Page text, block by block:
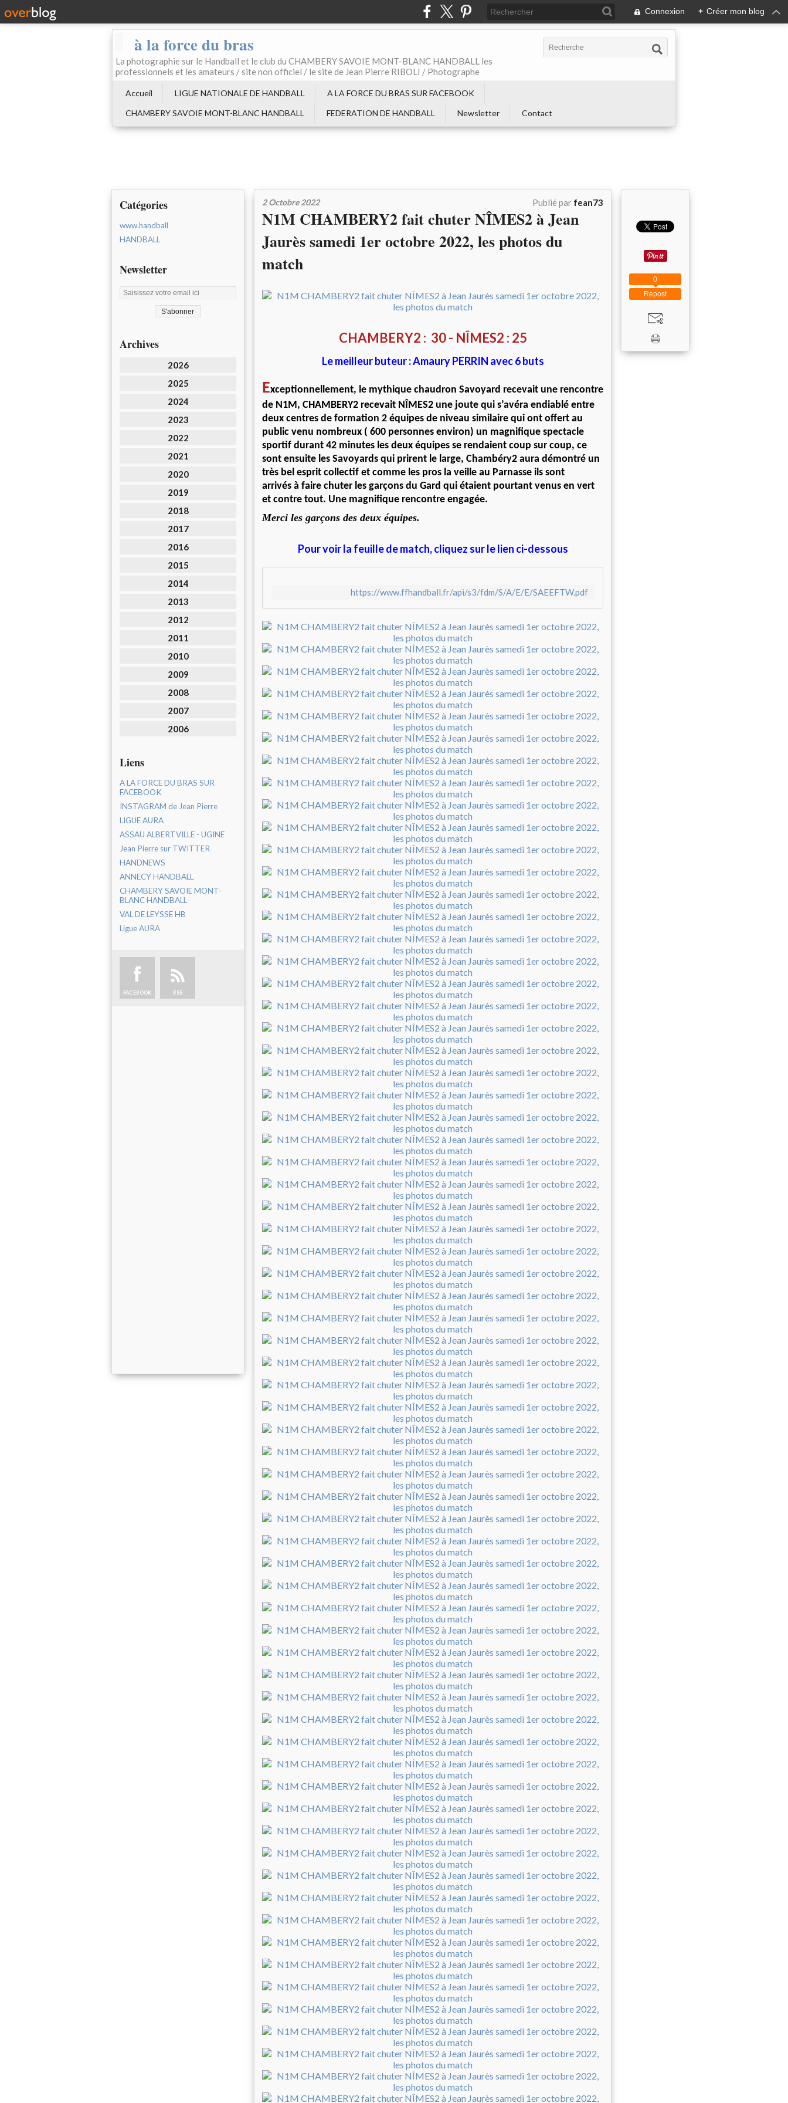
Connexion + Créer mon blog
à la force du bras
La photographie sur le Handball et le club du CHAMBERY SAVOIE MONT-BLANC HANDBALL les
professionnels et les amateurs / site non officiel / le site de Jean Pierre RIBOLI / Photographe
Accueil LIGUE NATIONALE DE HANDBALL
A LA FORCE DU BRAS SUR FACEBOOK
CHAMBERY SAVOIE MONT-BLANC HANDBALL
FEDERATION DE HANDBALL Newsletter Contact
Catégories
www.handball
HANDBALL
Newsletter
Archives
2026
2025
2024
2023
2022
2021
2020
2019
2018
2017
2016
2015
2014
2013
2012
2011
2010
2009
2008
2007
2006
Liens
A LA FORCE DU BRAS SUR
FACEBOOK
INSTAGRAM de Jean Pierre
LIGUE AURA
ASSAU ALBERTVILLE - UGINE
Jean Pierre sur TWITTER
HANDNEWS
ANNECY HANDBALL
CHAMBERY SAVOIE MONT-
BLANC HANDBALL
VAL DE LEYSSE HB
Ligue AURA
FACEBOOK RSS
2 Octobre 2022 Publié par fean73
N1M CHAMBERY2 fait chuter NÎMES2 à Jean
Jaurès samedi 1er octobre 2022, les photos du
match
CHAMBERY2 : 30 - NÎMES2 : 25
Le meilleur buteur : Amaury PERRIN avec 6 buts
Exceptionnellement, le mythique chaudron Savoyard recevait une rencontre
de N1M, CHAMBERY2 recevait NÎMES2 une joute qui s’avéra endiablé entre
deux centres de formation 2 équipes de niveau similaire qui ont offert au
public venu nombreux ( 600 personnes environ) un magnifique spectacle
sportif durant 42 minutes les deux équipes se rendaient coup sur coup, ce
sont ensuite les Savoyards qui prirent le large, Chambéry2 aura démontré un
très bel esprit collectif et comme les pros la veille au Parnasse ils sont
arrivés à faire chuter les garçons du Gard qui étaient pourtant venus en vert
et contre tout. Une magnifique rencontre engagée.
Merci les garçons des deux équipes.
Pour voir la feuille de match, cliquez sur le lien ci-dessous
https://www.ffhandball.fr/api/s3/fdm/S/A/E/E/SAEEFTW.pdf
Repost
0